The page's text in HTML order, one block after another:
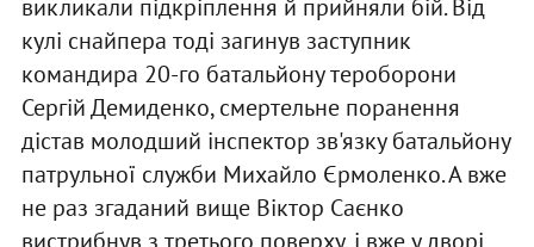
викликали підкріплення й прийняли бій. Від
кулі снайпера тоді загинув заступник
командира 20-го батальйону тероборони
Сергій Демиденко, смертельне поранення
дістав молодший інспектор зв'язку батальйону
патрульної служби Михайло Єрмоленко. А вже
не раз згаданий вище Віктор Саєнко
вистрибнув з третього поверху, і вже у дворі